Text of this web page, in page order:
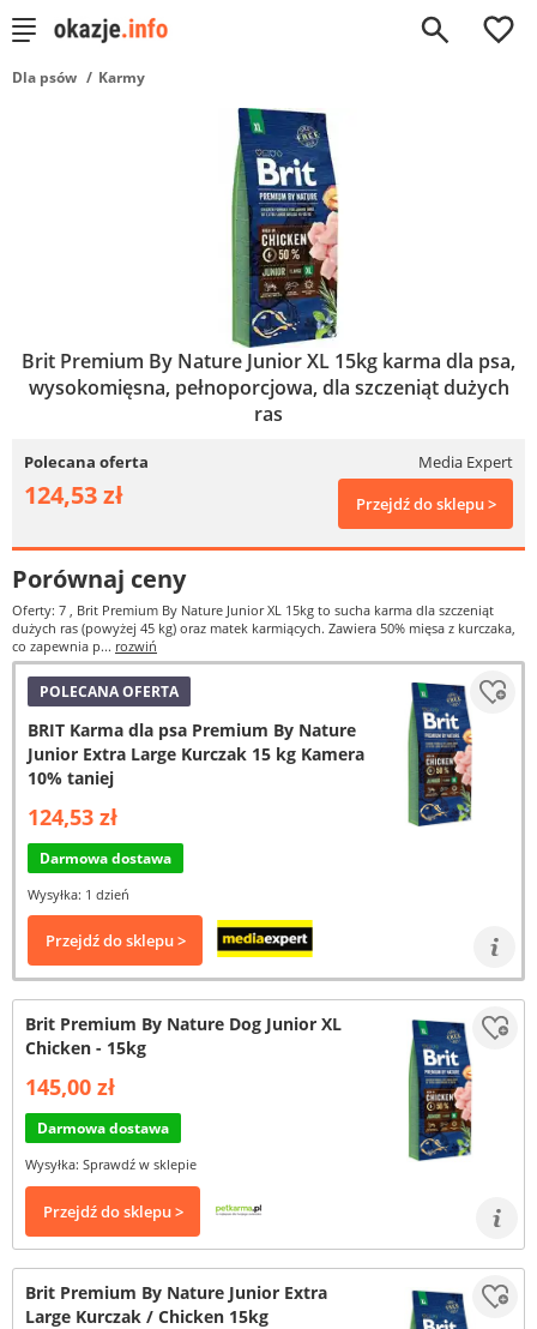
0
Dla psów Karmy
Brit Premium By Nature Junior XL 15kg karma dla psa,
wysokomięsna, pełnoporcjowa, dla szczeniąt dużych
ras
Polecana oferta Media Expert
124,53 zł Przejdź do sklepu >
Porównaj ceny
Oferty: 7 , Brit Premium By Nature Junior XL 15kg to sucha karma dla szczeniąt
dużych ras (powyżej 45 kg) oraz matek karmiących. Zawiera 50% mięsa z kurczaka,
co zapewnia p... rozwiń
POLECANA OFERTA
BRIT Karma dla psa Premium By Nature
Junior Extra Large Kurczak 15 kg Kamera
10% taniej
124,53 zł
Darmowa dostawa
Wysyłka: 1 dzień
Przejdź do sklepu >
Brit Premium By Nature Dog Junior XL
Chicken - 15kg
145,00 zł
Darmowa dostawa
Wysyłka: Sprawdź w sklepie
Przejdź do sklepu >
Brit Premium By Nature Junior Extra
Large Kurczak / Chicken 15kg